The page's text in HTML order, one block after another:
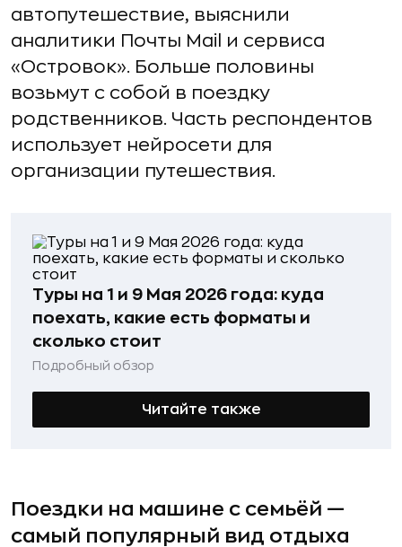
автопутешествие, выяснили
аналитики Почты Mail и сервиса
«Островок». Больше половины
возьмут с собой в поездку
родственников. Часть респондентов
использует нейросети для
организации путешествия.
Туры на 1 и 9 Мая 2026 года: куда
поехать, какие есть форматы и
сколько стоит
Подробный обзор
Читайте также
Поездки на машине с семьёй —
самый популярный вид отдыха